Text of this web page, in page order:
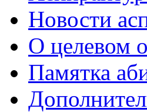
Новости
О целевом
Памятка